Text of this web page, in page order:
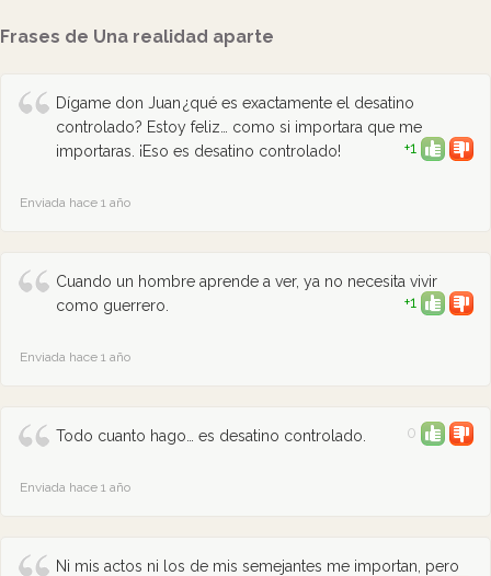
Frases de Una realidad aparte
Dígame don Juan ¿qué es exactamente el desatino
controlado? Estoy feliz… como si importara que me
importaras. ¡Eso es desatino controlado!
+1
Enviada hace 1 año
Cuando un hombre aprende a ver, ya no necesita vivir
como guerrero.
+1
Enviada hace 1 año
Todo cuanto hago… es desatino controlado. 0
Enviada hace 1 año
Ni mis actos ni los de mis semejantes me importan, pero